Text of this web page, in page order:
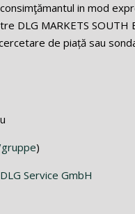
in mod
DLG MARKETS SOUTH
de piață sau
)
Service GmbH